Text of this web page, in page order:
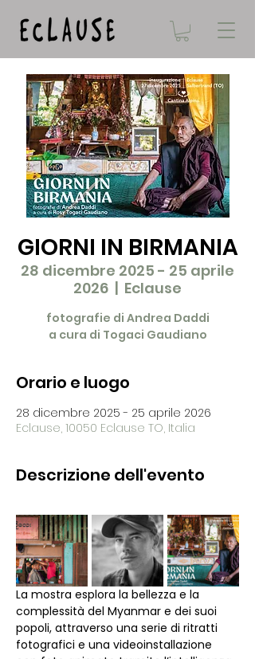
GIORNI IN BIRMANIA
28 dicembre 2025 - 25 aprile
2026
  |
Eclause
fotografie di Andrea Daddi
a cura di Togaci Gaudiano
Orario e luogo
28 dicembre 2025 - 25 aprile 2026
Eclause, 10050 Eclause TO, Italia
Descrizione dell'evento
La mostra esplora la bellezza e la
complessità del Myanmar e dei suoi
popoli, attraverso una serie di ritratti
fotografici e una videoinstallazione